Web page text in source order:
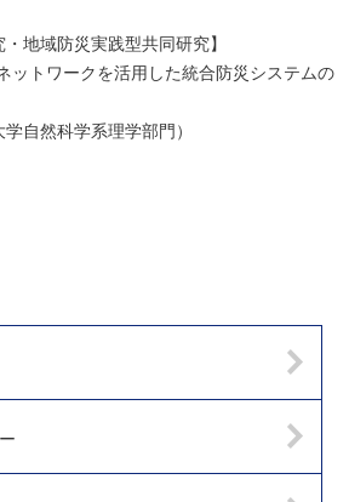
地域防災実践型共同研究】
トワークを活用した統合防災システムの
然科学系理学部門）